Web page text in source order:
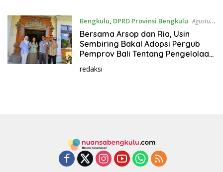
Bengkulu, DPRD Provinsi Bengkulu Agustus
22, 2024
Bersama Arsop dan Ria, Usin
Sembiring Bakal Adopsi Pergub
Pemprov Bali Tentang Pengelolaan
Sampah
redaksi